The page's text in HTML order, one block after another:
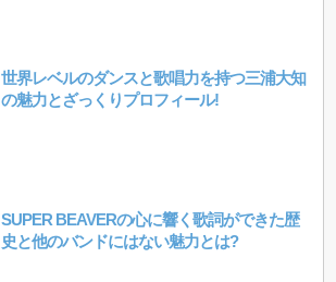
世界レベルのダンスと歌唱力を持つ三浦大知
の魅力とざっくりプロフィール!
SUPER BEAVERの心に響く歌詞ができた歴
史と他のバンドにはない魅力とは?